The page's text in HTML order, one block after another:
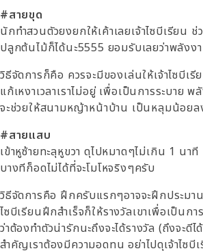
#สายขุด
นักทำสวนตัวยงยกให้เค้าเลยเจ้าไซบีเรียน
ปลูกต้นไม้ก็ได้นะ5555 ยอมรับเลยว่าพลังง
วิธีจัดการก็คือ ควรจะมีของเล่นให้เจ้าไซบีเ
แก้เหงาเวลาเราไม่อยู่ เพื่อเป็นการระบาย
จะช่วยให้สนามหญ้าหน้าบ้าน เป็นหลุมน้อย
#สายแสบ
เข้าหูซ้ายทะลุหูขวา ดุไปหมาดๆไม่เกิน 1 นา
บางทีก็อดไม่ได้ที่จะโมโหจริงๆครับ
วิธีจัดการคือ ฝึกครับแรกๆอาจจะฝึกประมา
ไซบีเรียนฝึกสำเร็จก็ให้รางวัลเขาเพื่อเป็นกา
ว่าต้องทำตัวน่ารักนะถึงจะได้รางวัล (ถึงจะดี
สำคัญเราต้องมีความอดทน อย่าไปดุเจ้าไซบี